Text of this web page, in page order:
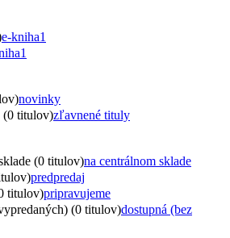
e-kniha1
1
novinky
(0 titulov)zľavnené tituly
(0 titulov)na centrálnom sklade
predpredaj
titulov)pripravujeme
(0 titulov)dostupná (bez